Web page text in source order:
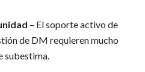
– El soporte activo de
de DM requieren mucho
subestima.